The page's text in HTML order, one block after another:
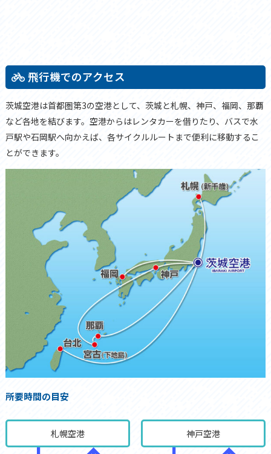
飛行機でのアクセス
茨城空港は首都圏第3の空港として、茨城と札幌、神戸、福岡、那覇
など各地を結びます。空港からはレンタカーを借りたり、バスで水
戸駅や石岡駅へ向かえば、各サイクルルートまで便利に移動するこ
とができます。
所要時間の目安
札幌空港 神戸空港